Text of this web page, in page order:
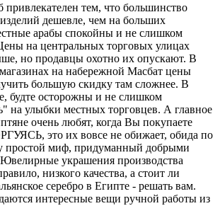
привлекателен тем, что большинство
дешевле, чем на больших
арабы спокойны и не слишком
на центральных торговых улицах
но продавцы охотно их опускают. В
на набережной Масбат цены
большую скидку там сложнее. В
будте осторожны и не слишком
на улыбки местных торговцев. А главное
очень любят, когда Вы покупаете
это их вовсе не обижает, обида по
простой миф, придуманный добрыми
украшения производства
низкого качества, а стоит ли
серебро в Египте - решать вам.
интересные вещи ручной работы из